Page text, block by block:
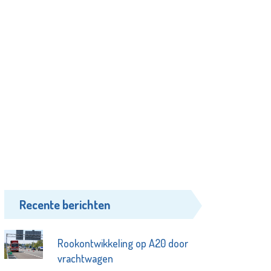
Recente berichten
Rookontwikkeling op A20 door
vrachtwagen